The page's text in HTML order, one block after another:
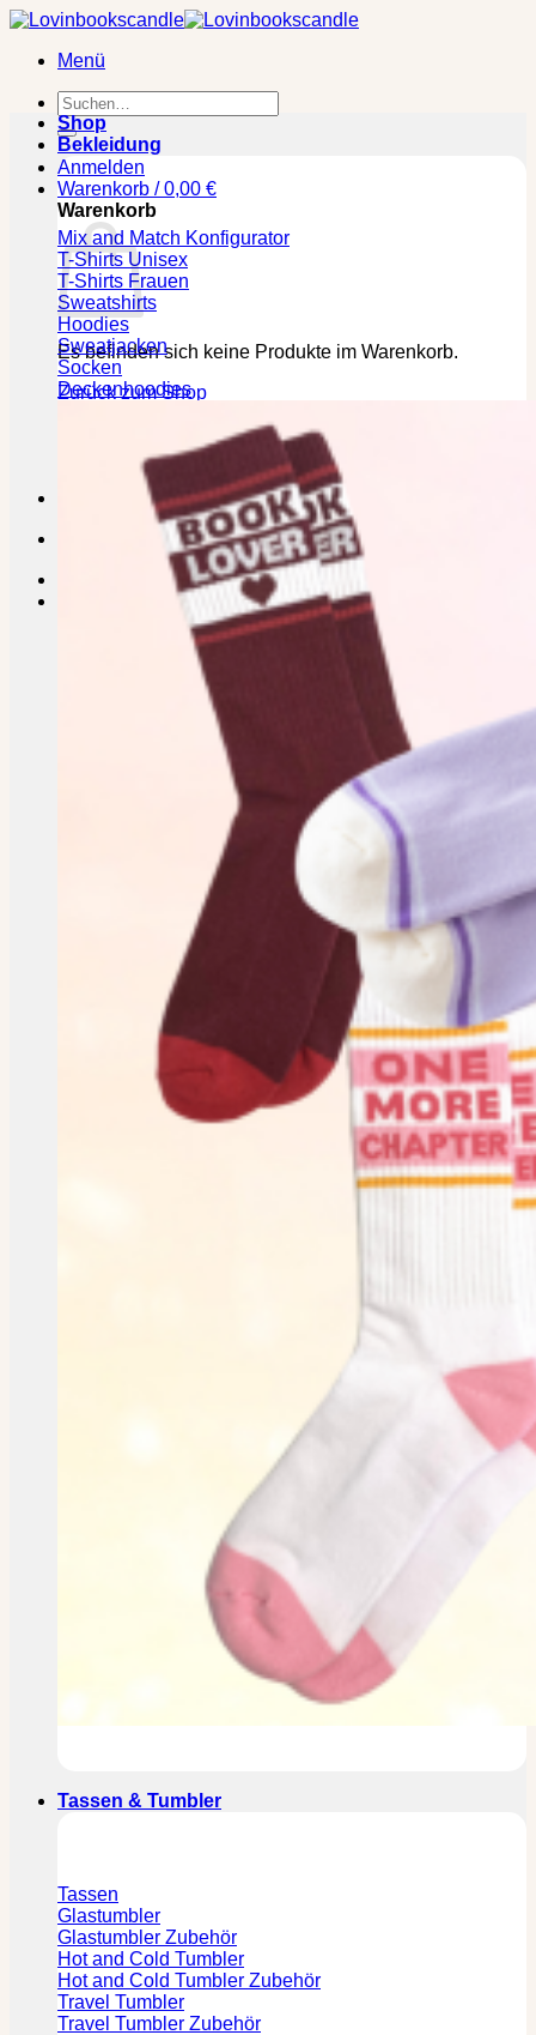
Zum
springenMenü
Suchen
nach:
Anmelden
Warenkorb /0,00 €
Warenkorb
Es befinden sich keine Produkte im Warenkorb.
Zurück zum Shop
🕒 Die jeweilige Lieferzeit bitte den Produktseiten
entnehmen!
Shop
Bekleidung
Mix and Match Konfigurator
T-Shirts Unisex
T-Shirts Frauen
Sweatshirts
Hoodies
Sweatjacken
Socken
Deckenhoodies
Tassen & Tumbler
Tassen
Glastumbler
Glastumbler Zubehör
Hot and Cold Tumbler
Hot and Cold Tumbler Zubehör
Travel Tumbler
Travel Tumbler Zubehör